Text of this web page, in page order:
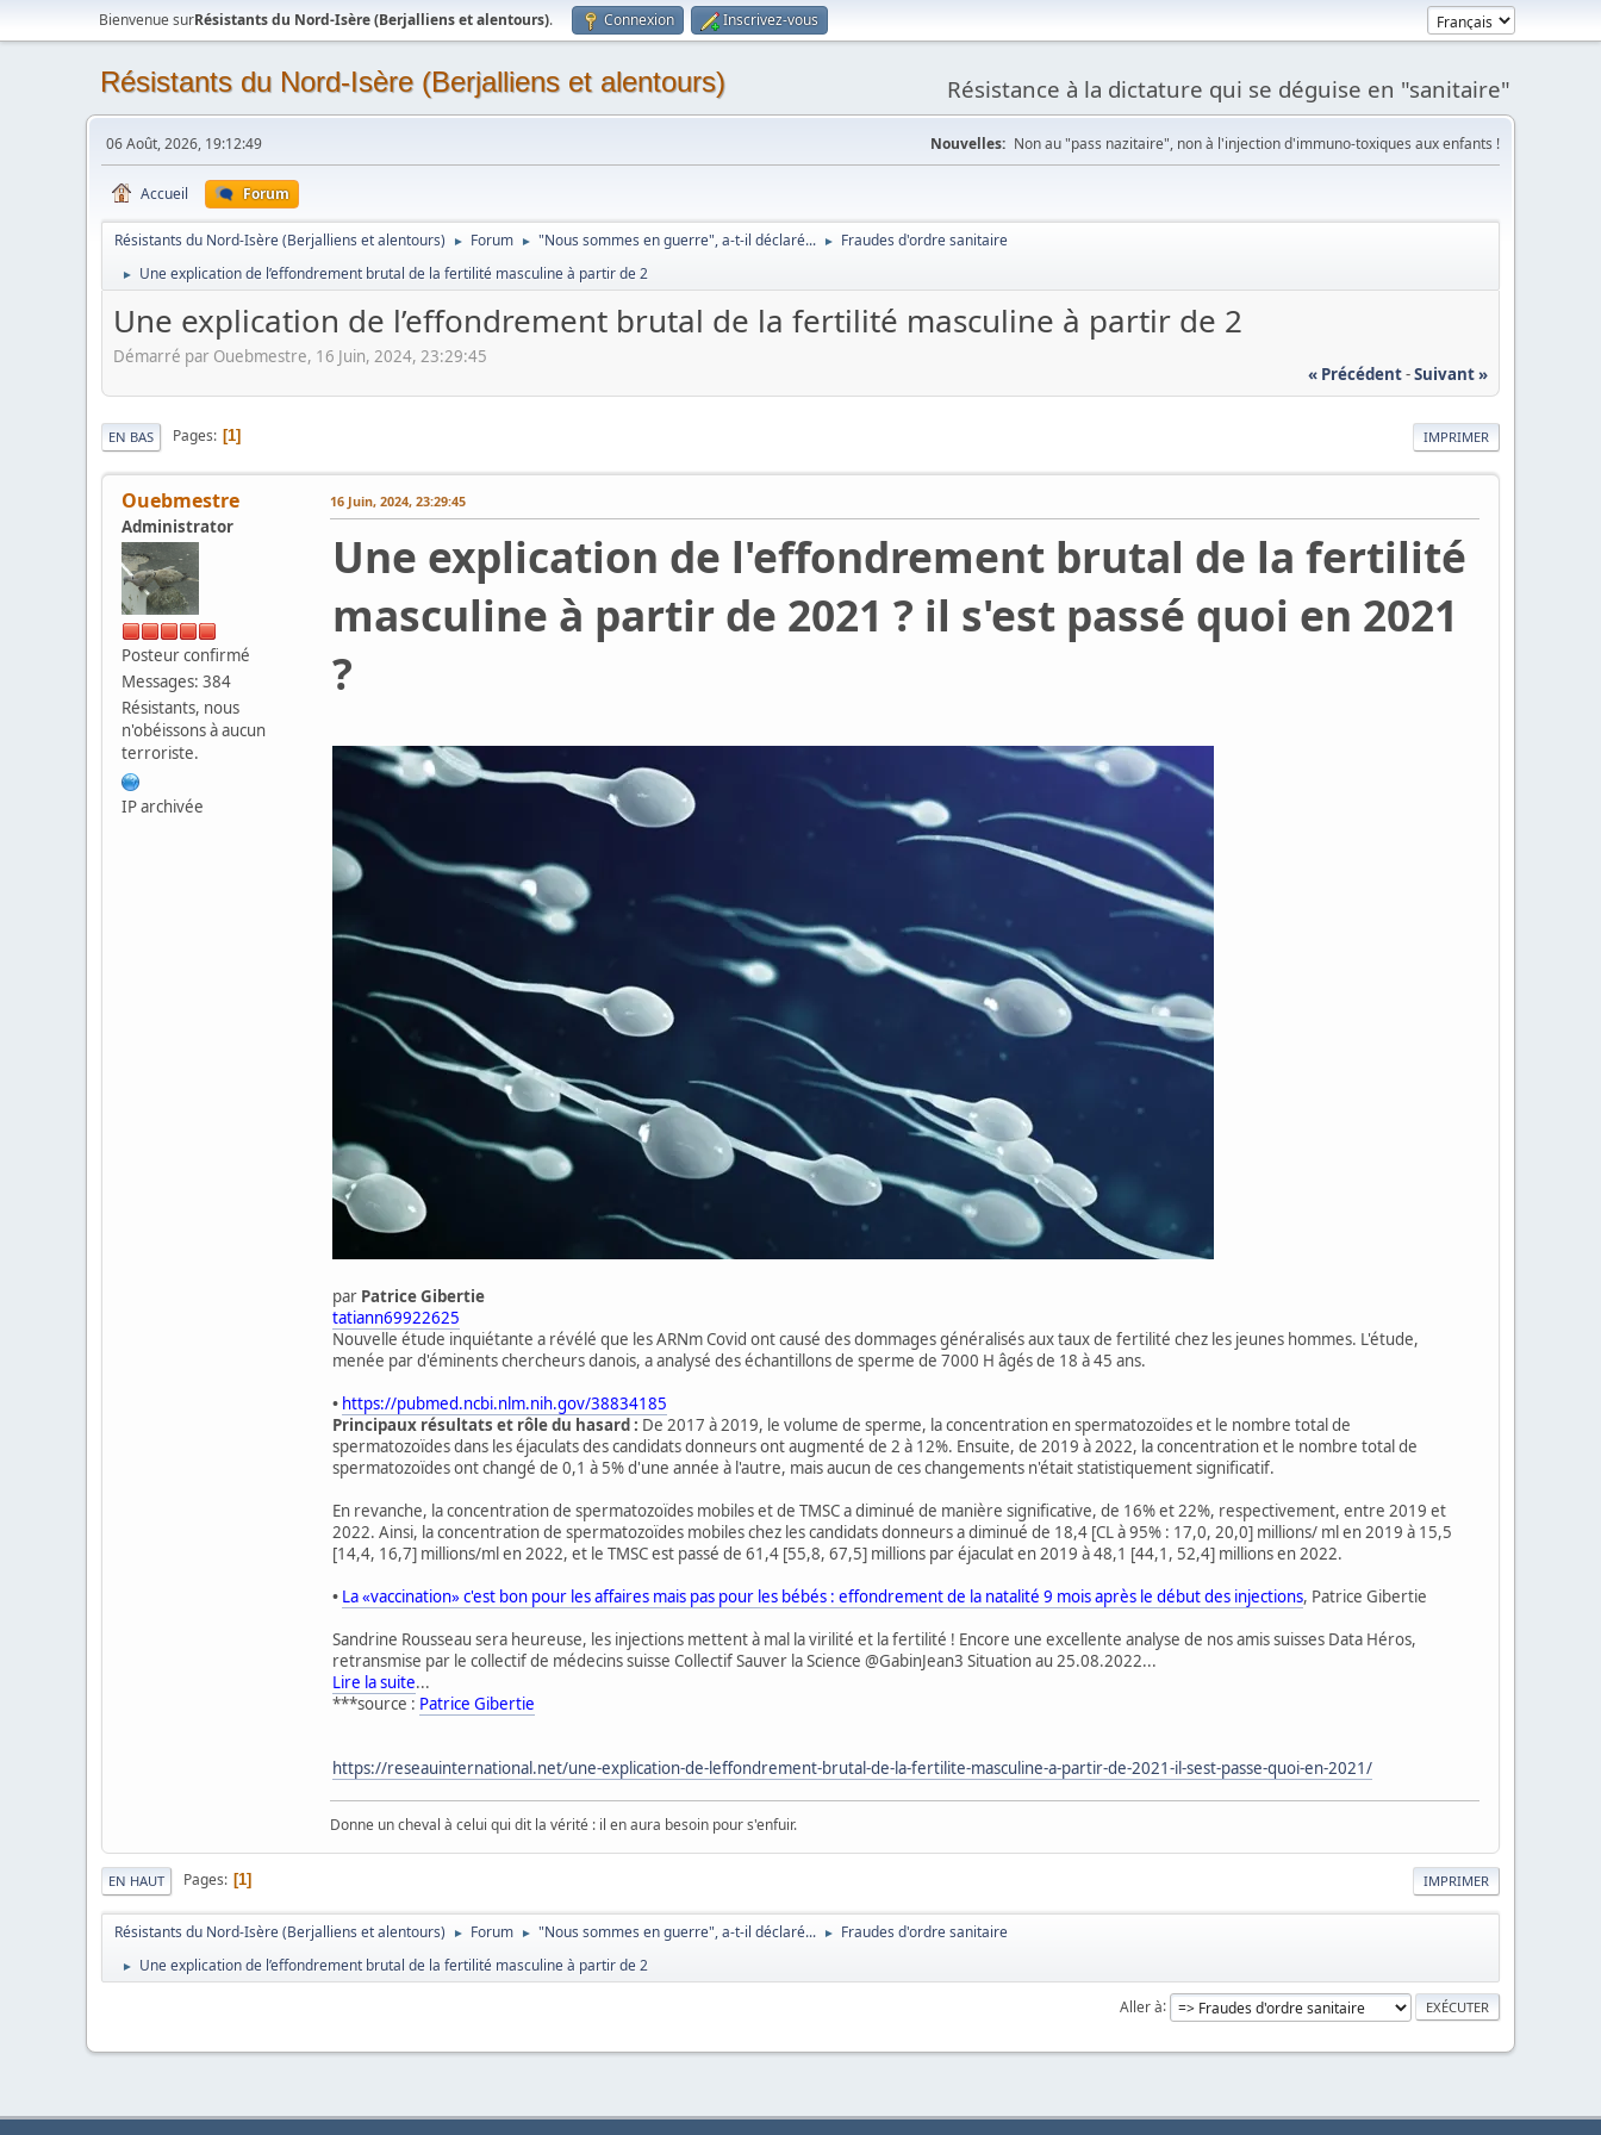
Bienvenue surRésistants du Nord-Isère (Berjalliens et alentours). Connexion Inscrivez-vous
Résistants du Nord-Isère (Berjalliens et alentours) Résistance à la dictature qui se déguise en "sanitaire"
06 Août, 2026, 19:12:49 Nouvelles: Non au "pass nazitaire", non à l'injection d'immuno-toxiques aux enfants !
Accueil Forum
Résistants du Nord-Isère (Berjalliens et alentours) ► Forum ► "Nous sommes en guerre", a-t-il déclaré... ► Fraudes d'ordre sanitaire
► Une explication de l’effondrement brutal de la fertilité masculine à partir de 2
Une explication de l’effondrement brutal de la fertilité masculine à partir de 2
Démarré par Ouebmestre, 16 Juin, 2024, 23:29:45
« Précédent-Suivant »
IMPRIMER
EN BAS Pages 1
Ouebmestre
Administrator
Posteur confirmé
Messages: 384
Résistants, nous
n'obéissons à aucun
terroriste.
IP archivée
16 Juin, 2024, 23:29:45
Une explication de l'effondrement brutal de la fertilité
masculine à partir de 2021 ? il s'est passé quoi en 2021
?
par Patrice Gibertie
tatiann69922625
Nouvelle étude inquiétante a révélé que les ARNm Covid ont causé des dommages généralisés aux taux de fertilité chez les jeunes hommes. L'étude,
menée par d'éminents chercheurs danois, a analysé des échantillons de sperme de 7000 H âgés de 18 à 45 ans.
• https://pubmed.ncbi.nlm.nih.gov/38834185
Principaux résultats et rôle du hasard : De 2017 à 2019, le volume de sperme, la concentration en spermatozoïdes et le nombre total de
spermatozoïdes dans les éjaculats des candidats donneurs ont augmenté de 2 à 12%. Ensuite, de 2019 à 2022, la concentration et le nombre total de
spermatozoïdes ont changé de 0,1 à 5% d'une année à l'autre, mais aucun de ces changements n'était statistiquement significatif.
En revanche, la concentration de spermatozoïdes mobiles et de TMSC a diminué de manière significative, de 16% et 22%, respectivement, entre 2019 et
2022. Ainsi, la concentration de spermatozoïdes mobiles chez les candidats donneurs a diminué de 18,4 [CL à 95% : 17,0, 20,0] millions/ ml en 2019 à 15,5
[14,4, 16,7] millions/ml en 2022, et le TMSC est passé de 61,4 [55,8, 67,5] millions par éjaculat en 2019 à 48,1 [44,1, 52,4] millions en 2022.
• La «vaccination» c'est bon pour les affaires mais pas pour les bébés : effondrement de la natalité 9 mois après le début des injections, Patrice Gibertie
Sandrine Rousseau sera heureuse, les injections mettent à mal la virilité et la fertilité ! Encore une excellente analyse de nos amis suisses Data Héros,
retransmise par le collectif de médecins suisse Collectif Sauver la Science @GabinJean3 Situation au 25.08.2022...
Lire la suite...
***source : Patrice Gibertie
https://reseauinternational.net/une-explication-de-leffondrement-brutal-de-la-fertilite-masculine-a-partir-de-2021-il-sest-passe-quoi-en-2021/
Donne un cheval à celui qui dit la vérité : il en aura besoin pour s'enfuir.
IMPRIMER
EN HAUT Pages 1
Résistants du Nord-Isère (Berjalliens et alentours) ► Forum ► "Nous sommes en guerre", a-t-il déclaré... ► Fraudes d'ordre sanitaire
► Une explication de l’effondrement brutal de la fertilité masculine à partir de 2
Aller à